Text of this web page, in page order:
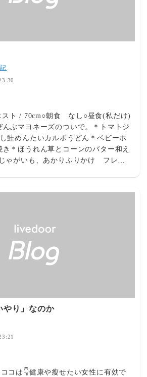
１°C、最低気温２２℃の気温差は、
外線をしっかり防御しましょう。
ょう） お体をお大事にしてくださ
！ T-
(Tokyo 野音で遊ぶ 1995Live) 本田雅
った。おいらは衝撃でした。 元ア
ル・ド・フランスか。 高中正義の音
て素敵なんだよな。 おいらの青春だ
はノーヘルだったんだよなあ。 時代
い。この頃に戻りたいなあ。 そし
時女性に大人気だったなんて、知らな
時は、聖子ちゃんカットが当たり前
ね。 そんな髪型がチラホラ。 曲名
筋力維持）と脳のリフレッシュに良
す。ロードバイク乗りでも鍛える筋
★股関節のストレッチ、大臀筋を中
イアスロン選手の中尾友一さんやイ
ます。）お尻が小さくなり、ヒップ
適です。 腰ひねり（左右各
スト / 70cm○朝食 なし○昼食(私だけ)
ぶマヨネーズのついで。＊トマトジ
鮭めんたいカルボうどん＊ベビーホ
＊ほうれん草とコーンのバター和え
ゃがいも、あかりふりかけ フレン
り塩味＊ベビーチーズ
やり」なのか
コは👇健康や瘦せたい女性に有効で